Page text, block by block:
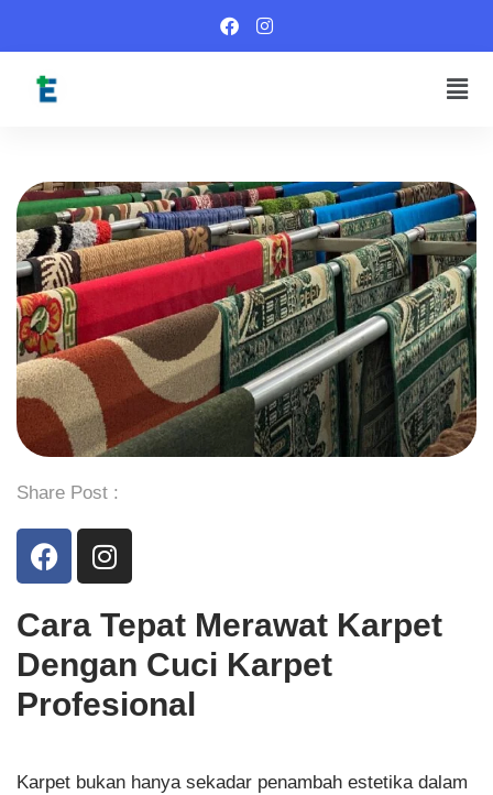
Share Post :
Cara Tepat Merawat Karpet
Dengan Cuci Karpet
Profesional
Karpet bukan hanya sekadar penambah estetika dalam